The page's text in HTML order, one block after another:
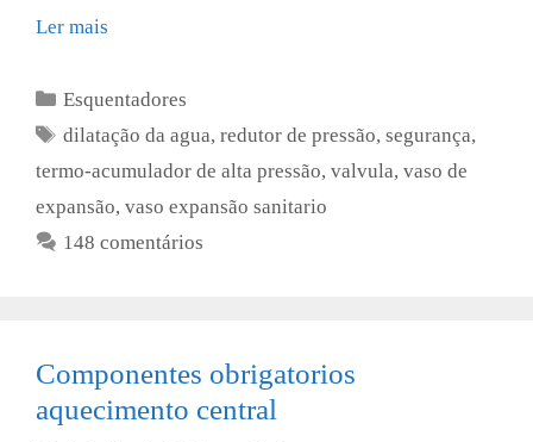
Ler mais
Categorias
Esquentadores
Etiquetas
dilatação da agua,redutor de pressão,segurança,
termo-acumulador de alta pressão, valvula, vaso de
expansão, vaso expansão sanitario
148 comentários
Componentes obrigatorios
aquecimento central